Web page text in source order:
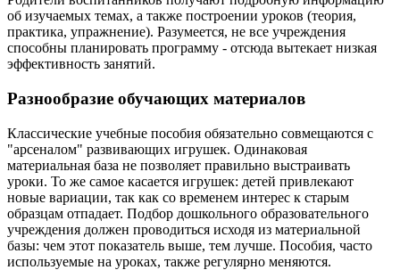
об изучаемых темах, а также построении уроков (теория,
практика, упражнение). Разумеется, не все учреждения
способны планировать программу - отсюда вытекает низкая
эффективность занятий.
Разнообразие обучающих материалов
Классические учебные пособия обязательно совмещаются с
"арсеналом" развивающих игрушек. Одинаковая
материальная база не позволяет правильно выстраивать
уроки. То же самое касается игрушек: детей привлекают
новые вариации, так как со временем интерес к старым
образцам отпадает. Подбор дошкольного образовательного
учреждения должен проводиться исходя из материальной
базы: чем этот показатель выше, тем лучше. Пособия, часто
используемые на уроках, также регулярно меняются.